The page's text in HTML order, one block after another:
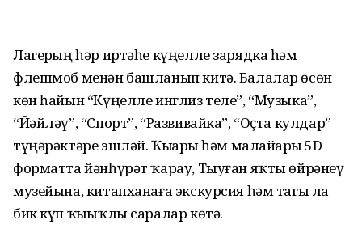
Лагерҙың һәр иртәһе күңелле зарядка һәм
флешмоб менән башланып китә. Балалар өсөн
көн һайын “Күңелле инглиз теле”, “Музыка”,
“Йәйләү”, “Спорт”, “Развивайка”, “Оҫта кулдар”
түңәрәктәре эшләй. Ҡыҙҙарҙы һәм малайҙарҙы 5D
форматта йәнһүрәт ҡарау, Тыуған яҡты өйрәнеү
музейына, китапханаға экскурсия һәм тагы ла
бик күп ҡыҙыҡлы саралар көтә.